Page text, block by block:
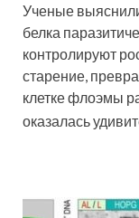
Ученые
белка
контролируют
старение,
клетке флоэмы
оказалась